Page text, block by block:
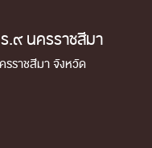
.๙ นครราชสีมา
รราชสีมา จังหวัด